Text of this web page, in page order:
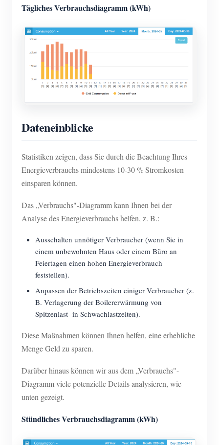
Tägliches Verbrauchsdiagramm (kWh)
Dateneinblicke
Statistiken zeigen, dass Sie durch die Beachtung Ihres
Energieverbrauchs mindestens 10-30 % Stromkosten
einsparen können.
Das „Verbrauchs"-Diagramm kann Ihnen bei der
Analyse des Energieverbrauchs helfen, z. B.:
Ausschalten unnötiger Verbraucher (wenn Sie in
einem unbewohnten Haus oder einem Büro an
Feiertagen einen hohen Energieverbrauch
feststellen).
Anpassen der Betriebszeiten einiger Verbraucher (z.
B. Verlagerung der Boilererwärmung von
Spitzenlast- in Schwachlastzeiten).
Diese Maßnahmen können Ihnen helfen, eine erhebliche
Menge Geld zu sparen.
Darüber hinaus können wir aus dem „Verbrauchs"-
Diagramm viele potenzielle Details analysieren, wie
unten gezeigt.
Stündliches Verbrauchsdiagramm (kWh)